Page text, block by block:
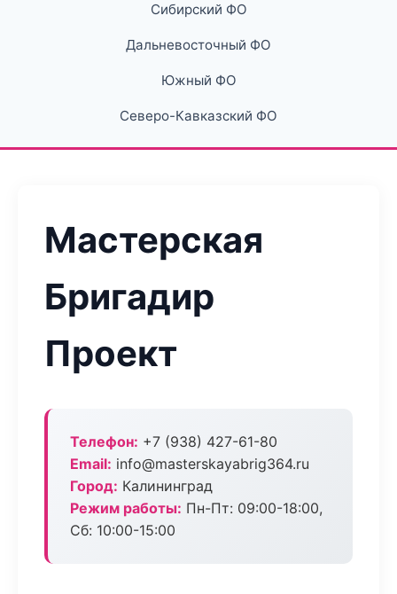
Сибирский ФО
Дальневосточный ФО
Южный ФО
Северо-Кавказский ФО
Мастерская
Бригадир
Проект
Телефон: +7 (938) 427-61-80
Email: info@masterskayabrig364.ru
Город: Калининград
Режим работы: Пн-Пт: 09:00-18:00,
Сб: 10:00-15:00